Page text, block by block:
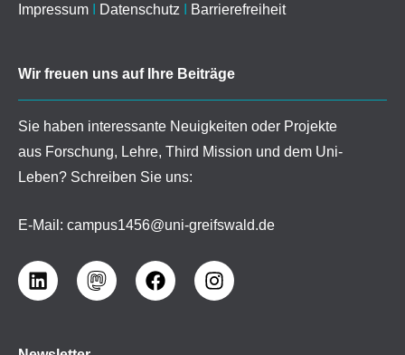
Impressum Datenschutz Barrierefreiheit
Wir freuen uns auf Ihre Beiträge
Sie haben interessante Neuigkeiten oder Projekte
aus Forschung, Lehre, Third Mission und dem Uni-
Leben? Schreiben Sie uns:
E-Mail: campus1456@uni-greifswald.de